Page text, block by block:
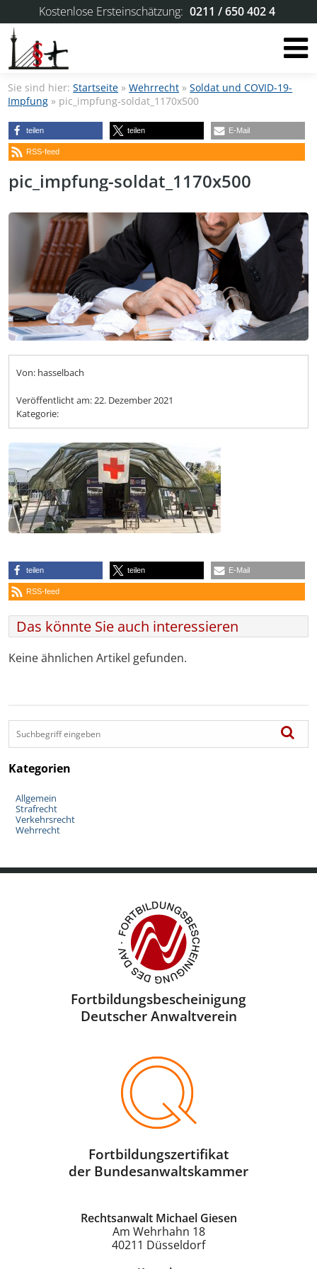
Kostenlose Ersteinschätzung: 0211 / 650 402 4
Sie sind hier:Startseite »Wehrrecht »Soldat und COVID-19-
Impfung » pic_impfung-soldat_1170x500
teilen teilen E-Mail
RSS-feed
pic_impfung-soldat_1170x500
Von: hasselbach
Veröffentlicht am:22. Dezember 2021
Kategorie:
teilen teilen E-Mail
RSS-feed
Das könnte Sie auch interessieren
Keine ähnlichen Artikel gefunden.
Kategorien
Allgemein
Strafrecht
Verkehrsrecht
Wehrrecht
Fortbildungsbescheini­gung
Deutscher Anwaltverein
Fortbildungszertifikat
der Bundesanwaltskammer
Rechtsanwalt Michael Giesen
Am Wehrhahn 18
40211 Düsseldorf